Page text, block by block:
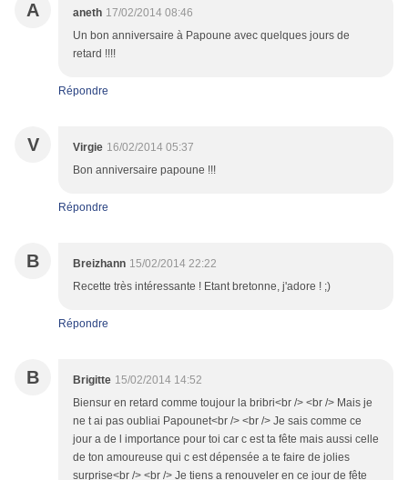
A aneth 17/02/2014 08:46
Un bon anniversaire à Papoune avec quelques jours de
retard !!!!
Répondre
V Virgie 16/02/2014 05:37
Bon anniversaire papoune !!!
Répondre
B Breizhann 15/02/2014 22:22
Recette très intéressante ! Etant bretonne, j'adore ! ;)
Répondre
B Brigitte 15/02/2014 14:52
Biensur en retard comme toujour la bribri<br /> <br /> Mais je
ne t ai pas oubliai Papounet<br /> <br /> Je sais comme ce
jour a de l importance pour toi car c est ta fête mais aussi celle
de ton amoureuse qui c est dépensée a te faire de jolies
surprise<br /> <br /> Je tiens a renouveler en ce jour de fête